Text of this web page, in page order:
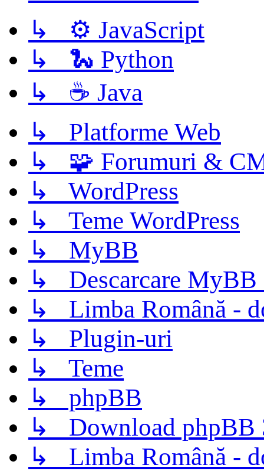
↳ ⚙️ JavaScript
↳ 🐍 Python
↳ ☕ Java
↳ Platforme Web
↳ 🧩 Forumuri &
↳ WordPress
↳ Teme WordPress
↳ MyBB
↳ Descarcare MyBB
↳ Limba Română -
↳ Plugin-uri
↳ Teme
↳ phpBB
↳ Download phpBB
↳ Limba Română -